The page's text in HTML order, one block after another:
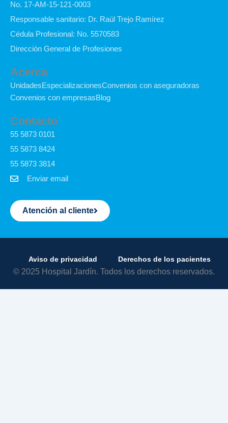
o
o
-
f
d
i
b
e
r
m
i
No. 17-AM-15-121-0003
Responsable sanitario: Dr. Raúl Trejo Ramírez
Cédula Profesional: No. 5570583
Dirección General de Profesiones
Acerca
UnidadesEspecializacionesConvenios con aseguradoras
Convenios con empresasBlog
Contacto
55 5873 0101
55 5873 8424
55 5873 3814
Enviar email
Atención al cliente
Aviso de privacidad Derechos de los pacientes
© 2025 Hospital Jardín. Todos los derechos reservados.